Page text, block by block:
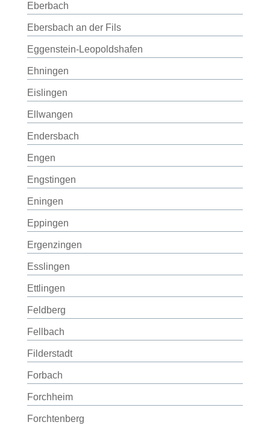
Eberbach
Ebersbach an der Fils
Eggenstein-Leopoldshafen
Ehningen
Eislingen
Ellwangen
Endersbach
Engen
Engstingen
Eningen
Eppingen
Ergenzingen
Esslingen
Ettlingen
Feldberg
Fellbach
Filderstadt
Forbach
Forchheim
Forchtenberg